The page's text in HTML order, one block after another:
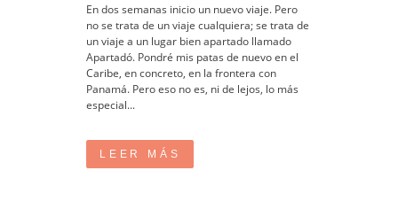
En dos semanas inicio un nuevo viaje. Pero
no se trata de un viaje cualquiera; se trata de
un viaje a un lugar bien apartado llamado
Apartadó. Pondré mis patas de nuevo en el
Caribe, en concreto, en la frontera con
Panamá. Pero eso no es, ni de lejos, lo más
especial...
LEER MÁS